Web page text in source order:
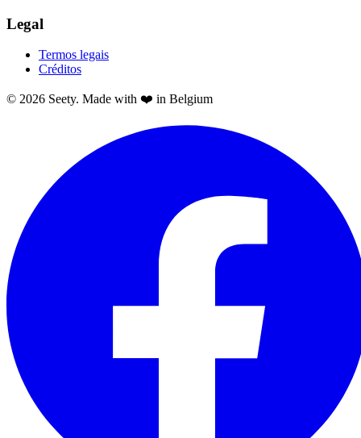
Legal
Termos legais
Créditos
© 2026 Seety. Made with ❤️ in Belgium